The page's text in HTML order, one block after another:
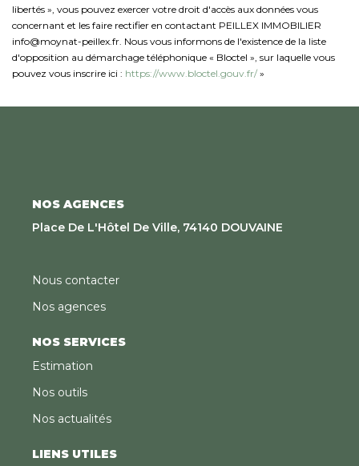
libertés », vous pouvez exercer votre droit d'accès aux données vous
concernant et les faire rectifier en contactant PEILLEX IMMOBILIER
info@moynat-peillex.fr. Nous vous informons de l'existence de la liste
d'opposition au démarchage téléphonique « Bloctel », sur laquelle vous
pouvez vous inscrire ici : https://www.bloctel.gouv.fr/ »
NOS AGENCES
Place De L'Hôtel De Ville, 74140 DOUVAINE
Nous contacter
Nos agences
NOS SERVICES
Estimation
Nos outils
Nos actualités
LIENS UTILES